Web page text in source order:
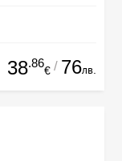
38.86
€ / 76лв.